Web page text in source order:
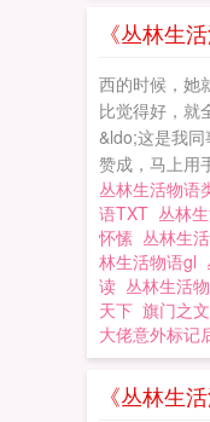
《丛林生
西的时候，她
比觉得好，就
&ldo;这是我
赞成，马上用
丛林生活物语
语TXT 丛林
怀愫 丛林生
林生活物语gl
读 丛林生活
天下 旗门之
大佬意外标记
《丛林生